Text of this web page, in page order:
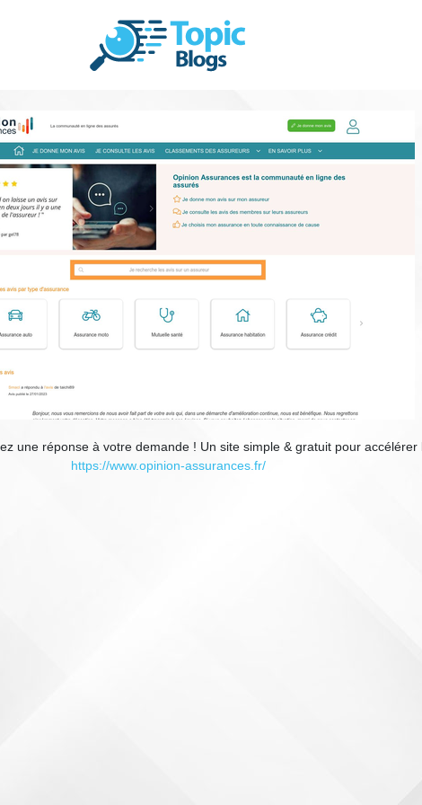
Assurance et Mutuelle
une réponse à votre demande ! Un site simple & gratuit pour accélérer
https://www.opinion-assurances.fr/